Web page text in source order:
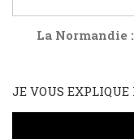
La Normandie
JE VOUS EXPLIQUE